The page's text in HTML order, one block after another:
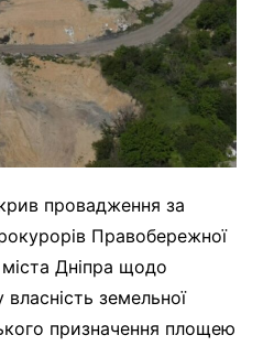
провадження за
Правобережної
Дніпра щодо
земельної
призначення площею